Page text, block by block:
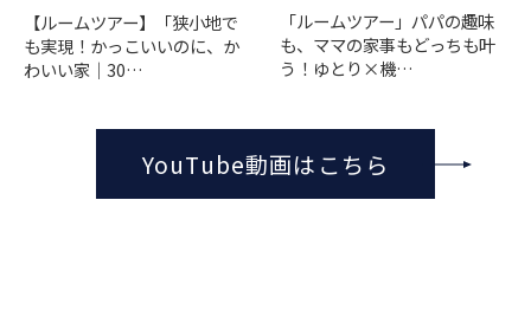
【ルームツアー】「狭小地で
も実現！かっこいいのに、か
わいい家｜30…
「ルームツアー」パパの趣味
も、ママの家事もどっちも叶
う！ゆとり×機…
YouTube動画はこちら